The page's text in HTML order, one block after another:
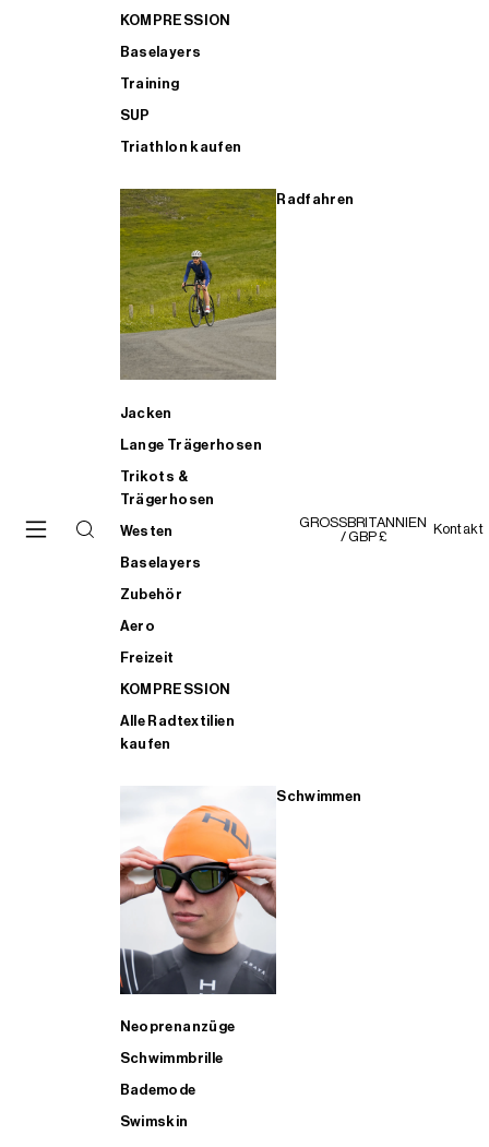
KOMPRESSION
Baselayers
Training
SUP
Triathlon kaufen
Radfahren
Jacken
Lange Trägerhosen
Trikots &
Trägerhosen
Westen
Baselayers
Zubehör
Aero
Freizeit
KOMPRESSION
Alle Radtextilien
kaufen
Schwimmen
Neoprenanzüge
Schwimmbrille
Bademode
Swimskin
GROSSBRITANNIEN
/ GBP £
Kontakt